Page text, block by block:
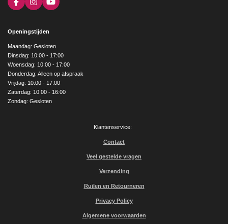
F
a
b
o
k
I
n
a
g
r
a
m
Y
o
e
Openingstijden
Maandag: Gesloten
Dinsdag: 10:00 - 17:00
Woensdag: 10:00 - 17:00
Donderdag: Alleen op afspraak
Vrijdag: 10:00 - 17:00
Zaterdag: 10:00 - 16:00
Zondag: Gesloten
Klantenservice:
Contact
Veel gestelde vragen
Verzending
Ruilen en Retourneren
Privacy Policy
Algemene voorwaarden